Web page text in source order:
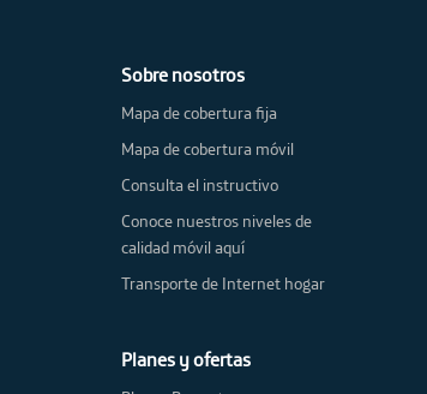
Sobre nosotros
Mapa de cobertura fija
Mapa de cobertura móvil
Consulta el instructivo
Conoce nuestros niveles de
calidad móvil aquí
Transporte de Internet hogar
Planes y ofertas